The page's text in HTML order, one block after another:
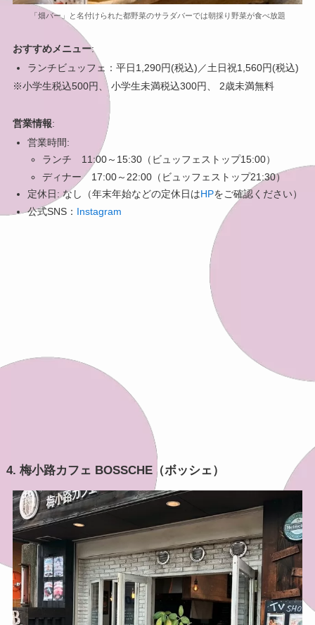
「畑バー」と名付けられた都野菜のサラダバーでは朝採り野菜が食べ放題
おすすめメニュー:
ランチビュッフェ：平日1,290円(税込)／土日祝1,560円(税込)
※小学生税込500円、 小学生未満税込300円、 2歳未満無料
営業情報:
営業時間:
ランチ 11:00～15:30（ビュッフェストップ15:00）
ディナー 17:00～22:00（ビュッフェストップ21:30）
定休日: なし（年末年始などの定休日はHPをご確認ください）
公式SNS： Instagram
4. 梅小路カフェ BOSSCHE（ボッシェ）